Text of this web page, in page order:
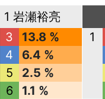
1 岩瀬裕亮
3
13.8 %
4
6.4 %
5
2.5 %
6
1.1 %
1